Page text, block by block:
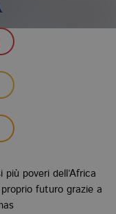
poveri dell’Africa
futuro grazie a